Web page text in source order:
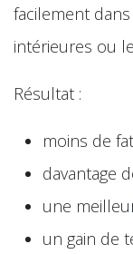
facilement
intérieures ou
Résultat :
moins de
davantage
une
un gain de